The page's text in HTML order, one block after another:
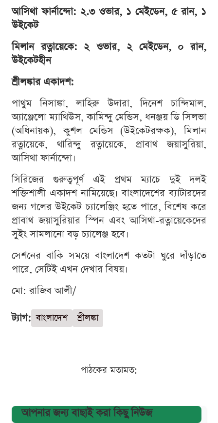
আসিথা ফার্নান্দো: ২.৩ ওভার, ১ মেইডেন, ৫ রান, ১
উইকেট
মিলান রত্নায়েকে: ২ ওভার, ২ মেইডেন, ০ রান,
উইকেটহীন
শ্রীলঙ্কার একাদশ:
পাথুম নিসাঙ্কা, লাহিরু উদারা, দিনেশ চান্দিমাল,
অ্যাঞ্জেলো ম্যাথিউস, কামিন্দু মেন্ডিস, ধনঞ্জয় ডি সিলভা
(অধিনায়ক), কুশল মেন্ডিস (উইকেটরক্ষক), মিলান
রত্নায়েকে, থারিন্দু রত্নায়েকে, প্রাবাথ জয়াসুরিয়া,
আসিথা ফার্নান্দো।
সিরিজের গুরুত্বপূর্ণ এই প্রথম ম্যাচে দুই দলই
শক্তিশালী একাদশ নামিয়েছে। বাংলাদেশের ব্যাটারদের
জন্য গলের উইকেট চ্যালেঞ্জিং হতে পারে, বিশেষ করে
প্রাবাথ জয়াসুরিয়ার স্পিন এবং আসিথা-রত্নায়েকেদের
সুইং সামলানো বড় চ্যালেঞ্জ হবে।
সেশনের বাকি সময়ে বাংলাদেশ কতটা ঘুরে দাঁড়াতে
পারে, সেটিই এখন দেখার বিষয়।
মো: রাজিব আলী/
ট্যাগ: বাংলাদেশ শ্রীলঙ্কা
পাঠকের মতামত:
আপনার জন্য বাছাই করা কিছু নিউজ